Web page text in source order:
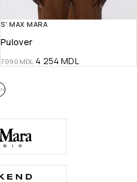
S' MAX MARA
Pulover
7 090MDL 4 254MDL